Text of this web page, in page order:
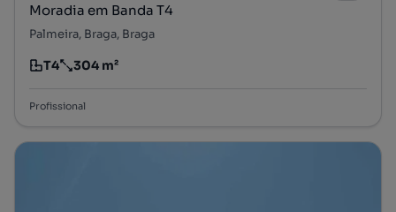
Moradia em Banda T4
Palmeira, Braga, Braga
Tipologia
T4
Preço por metro quadrado
304 m²
Profissional